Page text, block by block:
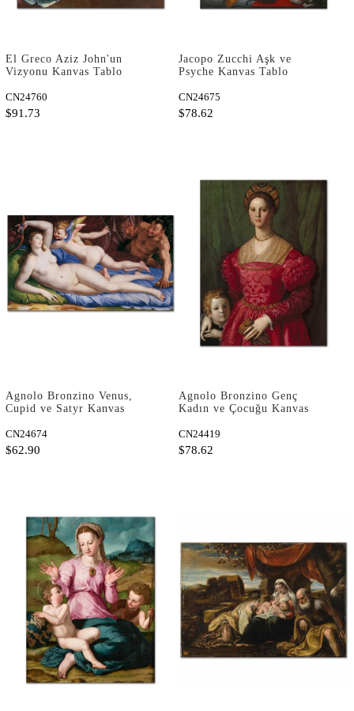
El Greco Aziz John'un
Vizyonu Kanvas Tablo
CN24760
$91.73
Jacopo Zucchi Aşk ve
Psyche Kanvas Tablo
CN24675
$78.62
Agnolo Bronzino Venus,
Cupid ve Satyr Kanvas
CN24674
$62.90
Agnolo Bronzino Genç
Kadın ve Çocuğu Kanvas
CN24419
$78.62